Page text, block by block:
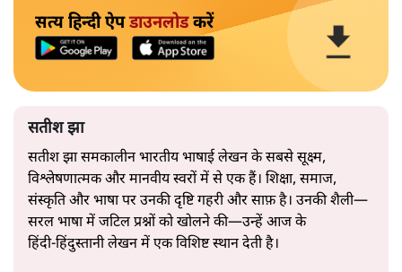
सत्य हिन्दी ऐपडाउनलोडकरें
सतीश झा
सतीश झा समकालीन भारतीय भाषाई लेखन के सबसे सूक्ष्म,
विश्लेषणात्मक और मानवीय स्वरों में से एक हैं। शिक्षा, समाज,
संस्कृति और भाषा पर उनकी दृष्टि गहरी और साफ़ है। उनकी शैली—
सरल भाषा में जटिल प्रश्नों को खोलने की—उन्हें आज के
हिंदी‑हिंदुस्तानी लेखन में एक विशिष्ट स्थान देती है।